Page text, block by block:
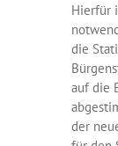
Hierfür
die
auf die
der